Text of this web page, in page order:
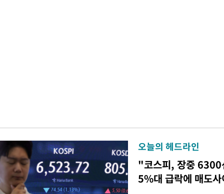
오늘의 헤드라인
"코스피, 장중 6300
5%대 급락에 매도사